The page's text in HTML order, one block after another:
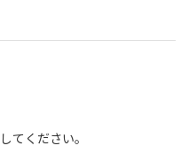
してください。